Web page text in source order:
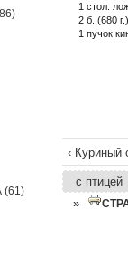
1 стол.
2 б. (680
1 пучок
‹ Куриный
с птицей
»